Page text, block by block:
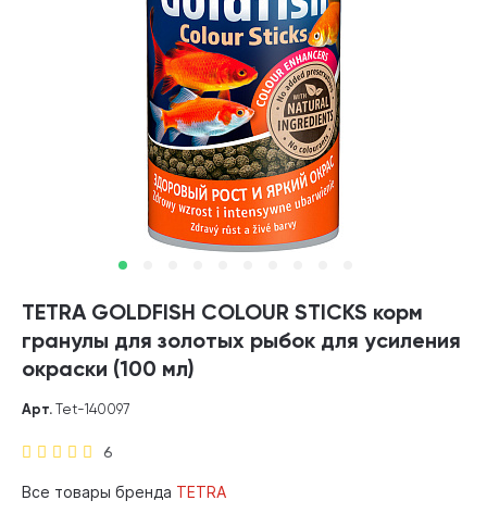
TETRA GOLDFISH COLOUR STICKS корм
гранулы для золотых рыбок для усиления
окраски (100 мл)
6
Арт. Tet-140097
Все товары бренда TETRA